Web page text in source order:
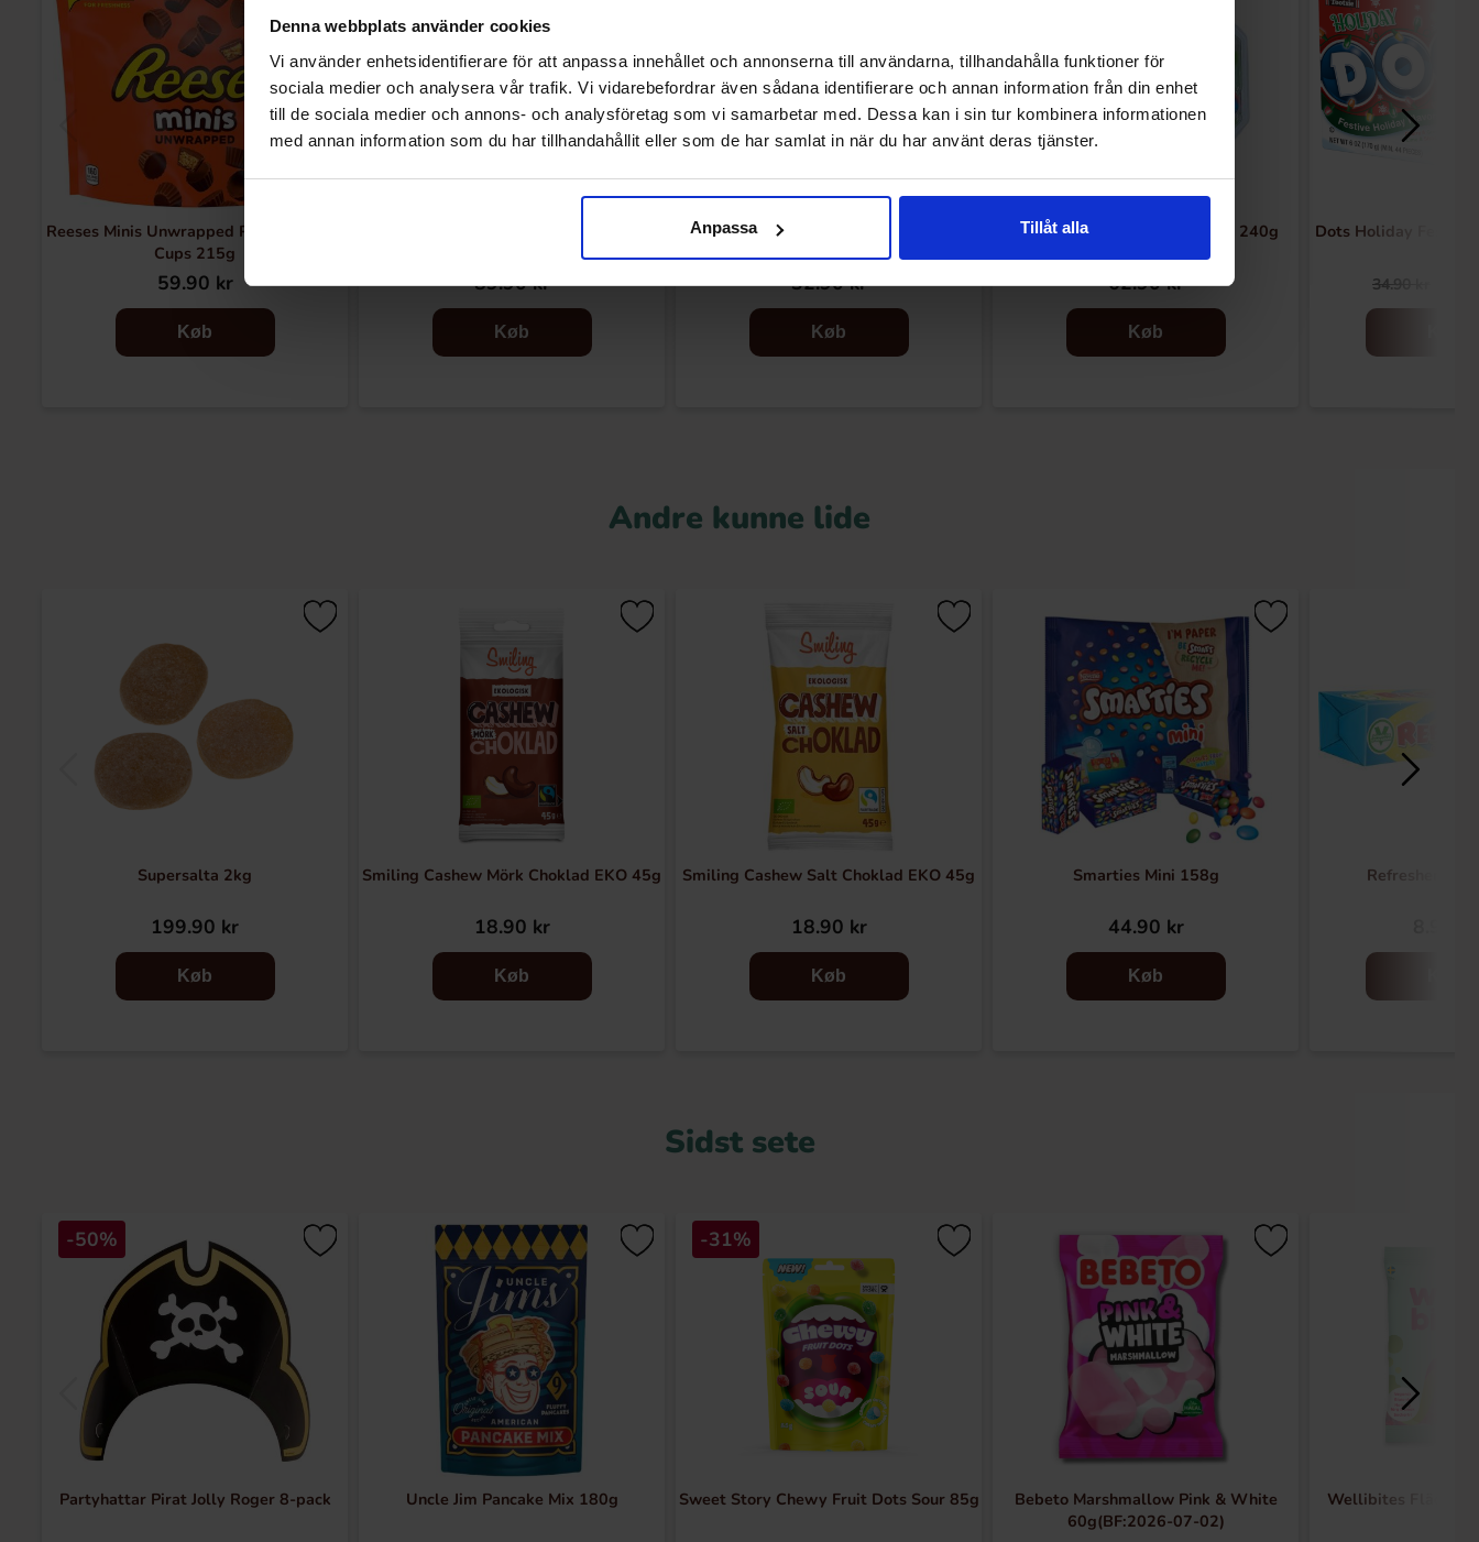
Denna webbplats använder cookies
Vi använder enhetsidentifierare för att anpassa innehållet och annonserna till användarna, tillhandahålla funktioner för
sociala medier och analysera vår trafik. Vi vidarebefordrar även sådana identifierare och annan information från din enhet
till de sociala medier och annons- och analysföretag som vi samarbetar med. Dessa kan i sin tur kombinera informationen
med annan information som du har tillhandahållit eller som de har samlat in när du har använt deras tjänster.
Anpassa Tillåt alla
Reeses Minis Unwrapped Peanut Butter
Cups 215g
59.90 kr
Køb
89.90 kr
Køb
Marabou Chokoladebar Mælkechokolade
160g
32.90 kr
Køb
Funny Candy Monster Dip Mix 240g
62.90 kr
Køb
Dots Holiday Festive
34.90 kr
Andre kunne lide
Supersalta 2kg
199.90 kr
Køb
Smiling Cashew Mörk Choklad EKO 45g
18.90 kr
Køb
Smiling Cashew Salt Choklad EKO 45g
18.90 kr
Køb
Smarties Mini 158g
44.90 kr
Køb
Refreshers
Sidst sete
-50%
Partyhattar Pirat Jolly Roger 8-pack Uncle Jim Pancake Mix 180g
-31%
Sweet Story Chewy Fruit Dots Sour 85g
Bebeto Marshmallow Pink & White
60g(BF:2026-07-02)
Wellibites Fläder